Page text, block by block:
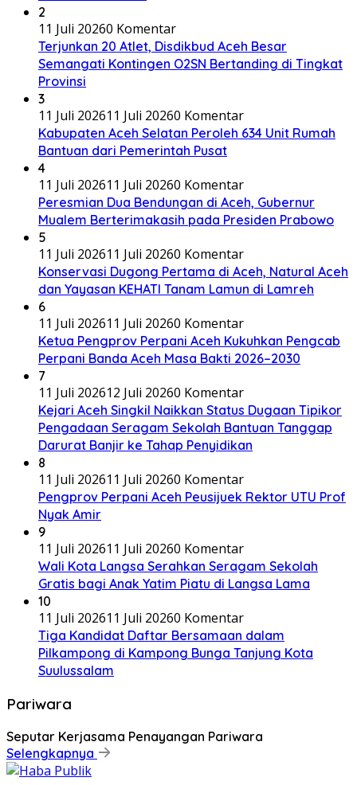
2
11 Juli 20260 Komentar
Terjunkan 20 Atlet, Disdikbud Aceh Besar
Semangati Kontingen O2SN Bertanding di Tingkat
Provinsi
3
11 Juli 202611 Juli 20260 Komentar
Kabupaten Aceh Selatan Peroleh 634 Unit Rumah
Bantuan dari Pemerintah Pusat
4
11 Juli 202611 Juli 20260 Komentar
Peresmian Dua Bendungan di Aceh, Gubernur
Mualem Berterimakasih pada Presiden Prabowo
5
11 Juli 202611 Juli 20260 Komentar
Konservasi Dugong Pertama di Aceh, Natural Aceh
dan Yayasan KEHATI Tanam Lamun di Lamreh
6
11 Juli 202611 Juli 20260 Komentar
Ketua Pengprov Perpani Aceh Kukuhkan Pengcab
Perpani Banda Aceh Masa Bakti 2026–2030
7
11 Juli 202612 Juli 20260 Komentar
Kejari Aceh Singkil Naikkan Status Dugaan Tipikor
Pengadaan Seragam Sekolah Bantuan Tanggap
Darurat Banjir ke Tahap Penyidikan
8
11 Juli 202611 Juli 20260 Komentar
Pengprov Perpani Aceh Peusijuek Rektor UTU Prof
Nyak Amir
9
11 Juli 202611 Juli 20260 Komentar
Wali Kota Langsa Serahkan Seragam Sekolah
Gratis bagi Anak Yatim Piatu di Langsa Lama
10
11 Juli 202611 Juli 20260 Komentar
Tiga Kandidat Daftar Bersamaan dalam
Pilkampong di Kampong Bunga Tanjung Kota
Suulussalam
Pariwara
Seputar Kerjasama Penayangan Pariwara
Selengkapnya